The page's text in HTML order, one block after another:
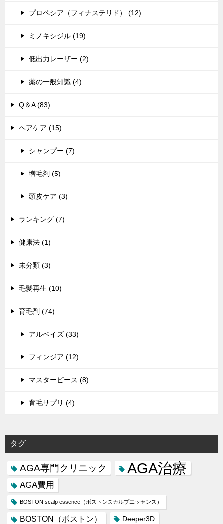
プロペシア（フィナステリド） (12)
ミノキシジル (19)
低出力レーザー (2)
薬の一般知識 (4)
Q＆A (83)
ヘアケア (15)
シャンプー (7)
増毛剤 (5)
頭皮ケア (3)
ランキング (7)
健康法 (1)
未分類 (3)
毛髪再生 (10)
育毛剤 (74)
アルベイズ (33)
フィンジア (12)
マスターピース (8)
育毛サプリ (4)
タグ
AGA専門クリニック AGA治療
AGA費用
BOSTON scalp essence（ボストンスカルプエッセンス）
BOSTON（ボストン） Deeper3D